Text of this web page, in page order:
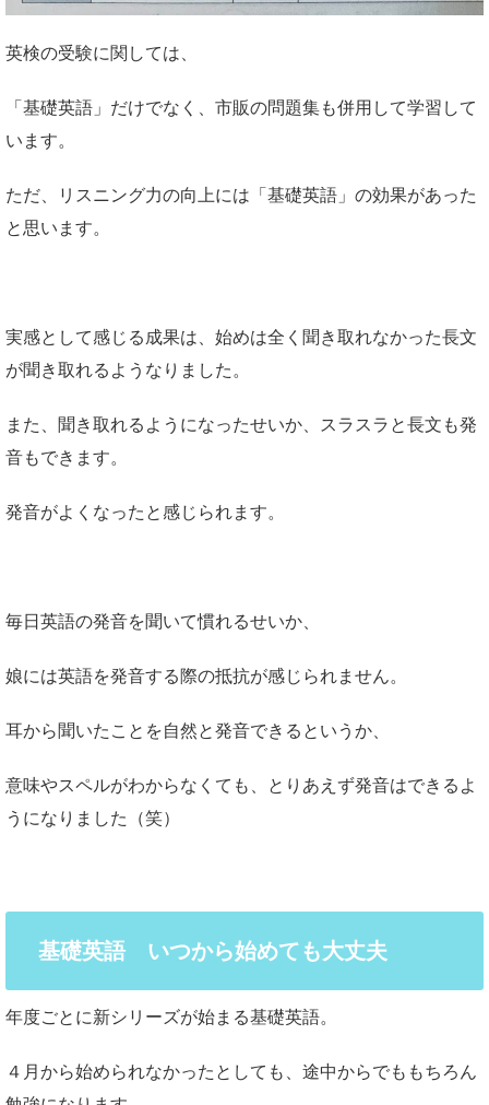
英検の受験に関しては、
「基礎英語」だけでなく、市販の問題集も併用して学習して
います。
ただ、リスニング力の向上には「基礎英語」の効果があった
と思います。
実感として感じる成果は、始めは全く聞き取れなかった長文
が聞き取れるようなりました。
また、聞き取れるようになったせいか、スラスラと長文も発
音もできます。
発音がよくなったと感じられます。
毎日英語の発音を聞いて慣れるせいか、
娘には英語を発音する際の抵抗が感じられません。
耳から聞いたことを自然と発音できるというか、
意味やスペルがわからなくても、とりあえず発音はできるよ
うになりました（笑）
基礎英語 いつから始めても大丈夫
年度ごとに新シリーズが始まる基礎英語。
４月から始められなかったとしても、途中からでももちろん